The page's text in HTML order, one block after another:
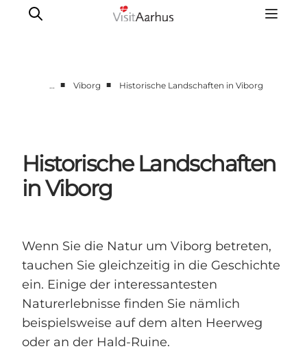
Djursland
Randers
Silkeborg
… ■ Viborg ■ Historische Landschaften in Viborg
Historische Landschaften
in Viborg
Wenn Sie die Natur um Viborg betreten,
tauchen Sie gleichzeitig in die Geschichte
ein. Einige der interessantesten
Naturerlebnisse finden Sie nämlich
beispielsweise auf dem alten Heerweg
oder an der Hald-Ruine.